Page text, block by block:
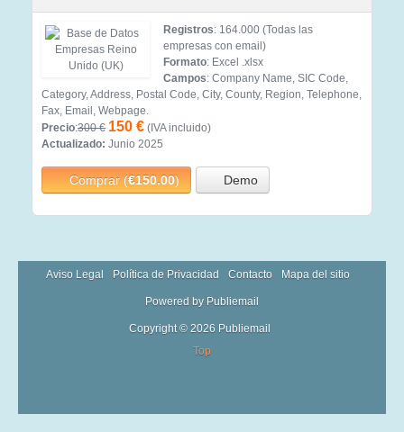
Registros: 164.000 (Todas las
empresas con email)
Formato: Excel .xlsx
Campos: Company Name, SIC Code,
Category, Address, Postal Code, City, County, Region, Telephone,
Fax, Email, Webpage.
Precio:300 € 150 € (IVA incluido)
Actualizado: Junio 2025
Comprar (€150.00) Demo
Aviso Legal Política de Privacidad Contacto Mapa del sitio
Powered by Publiemail
Copyright © 2026 Publiemail
Top